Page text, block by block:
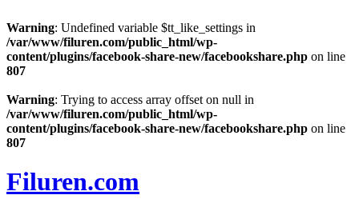
Warning: Undefined variable $tt_like_settings in
/var/www/filuren.com/public_html/wp-
content/plugins/facebook-share-new/facebookshare.php on line
807
Warning: Trying to access array offset on null in
/var/www/filuren.com/public_html/wp-
content/plugins/facebook-share-new/facebookshare.php on line
807
till
innehåll
Filuren.com